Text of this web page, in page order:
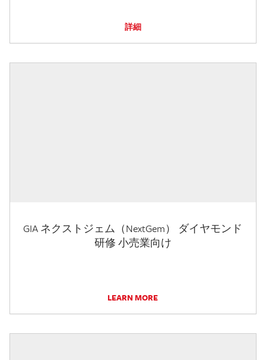
詳細
GIA ネクストジェム（NextGem） ダイヤモンド
研修 小売業向け
LEARN MORE